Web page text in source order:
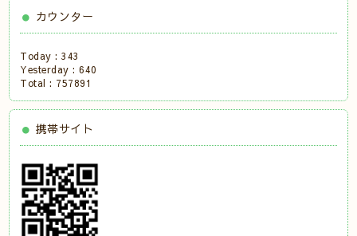
カウンター
Today :343
Yesterday :640
Total : 757891
携帯サイト